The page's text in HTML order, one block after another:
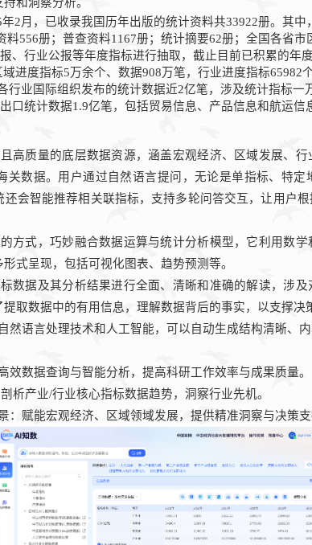
和洞察分析。
年2月，已收录我国历年出版的统计资料共33922册。其中
料556册；普查资料1167册；统计摘要62册；全国各省市
、行业公报等年度指标进行抽取，截止目前已积累的年
域进度指标5万余个、数据908万笔，行业进度指标65982
行业国际组织发布的统计数据近2亿笔，涉及统计指标一
口统计数据1.9亿笔，包括贸易信息、产品信息和航运信
高质量的底层数据资源，涵盖宏观经济、区域发展、
关数据。用户通过自然语言提问，无论是单指标、特
会智能推荐相关联指标，支持多轮问答交互，让用户
方式，巧妙融合数据运算与统计分析模型，它利用数
式呈现，包括可视化图表、趋势预测等。
数据及其分析结果进行全面、清晰和准确的解读，涉
取数据中的有用信息，理解数据背后的事实，以支撑决
然语言处理技术和人工智能，可以自动生成结构清晰、内
效数据查询与智能分析，提高科研工作效率与成果质量。
析产业/行业核心指标数据趋势，洞察行业先机。
：赋能宏观经济、区域领域发展，提供精准洞察与决策支